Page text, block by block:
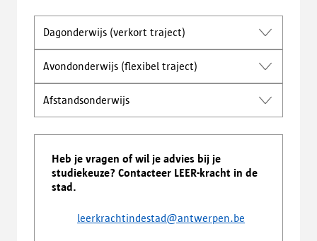
Dagonderwijs (verkort traject)
Avondonderwijs (flexibel traject)
Afstandsonderwijs
Heb je vragen of wil je advies bij je
studiekeuze? Contacteer LEER-kracht in de
stad.
leerkrachtindestad@antwerpen.be